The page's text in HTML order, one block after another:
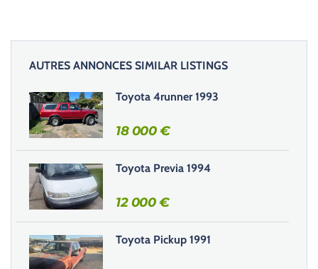
a
s
s
e
r
c
e
c
h
a
m
AUTRES ANNONCES SIMILAR LISTINGS
Toyota 4runner 1993
18 000€
Toyota Previa 1994
12 000€
Toyota Pickup 1991